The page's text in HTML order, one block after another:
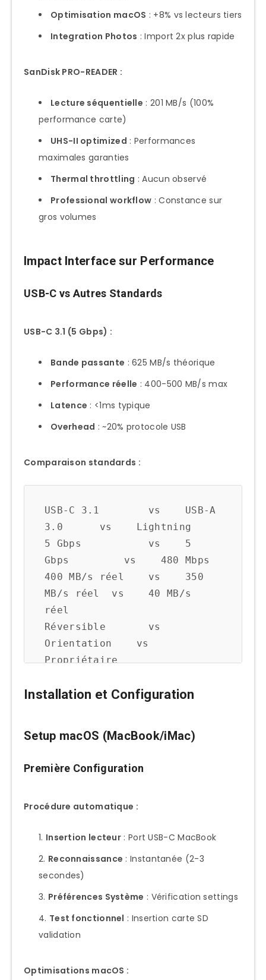
Optimisation macOS : +8% vs lecteurs tiers
Integration Photos : Import 2x plus rapide
SanDisk PRO-READER :
Lecture séquentielle : 201 MB/s (100%
performance carte)
UHS-II optimized : Performances
maximales garanties
Thermal throttling : Aucun observé
Professional workflow : Constance sur
gros volumes
Impact Interface sur Performance
USB-C vs Autres Standards
USB-C 3.1 (5 Gbps) :
Bande passante : 625 MB/s théorique
Performance réelle : 400-500 MB/s max
Latence : <1ms typique
Overhead : ~20% protocole USB
Comparaison standards :
USB-C 3.1        vs    USB-A
3.0      vs    Lightning
5 Gbps           vs    5
Gbps         vs    480 Mbps
400 MB/s réel    vs    350
MB/s réel  vs    40 MB/s
réel
Réversible       vs
Orientation    vs
Propriétaire
Installation et Configuration
Setup macOS (MacBook/iMac)
Première Configuration
Procédure automatique :
Insertion lecteur : Port USB-C MacBook
Reconnaissance : Instantanée (2-3
secondes)
Préférences Système : Vérification settings
Test fonctionnel : Insertion carte SD
validation
Optimisations macOS :